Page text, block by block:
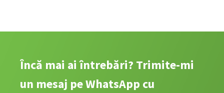
Încă mai ai întrebări? Trimite-mi
un mesaj pe WhatsApp cu